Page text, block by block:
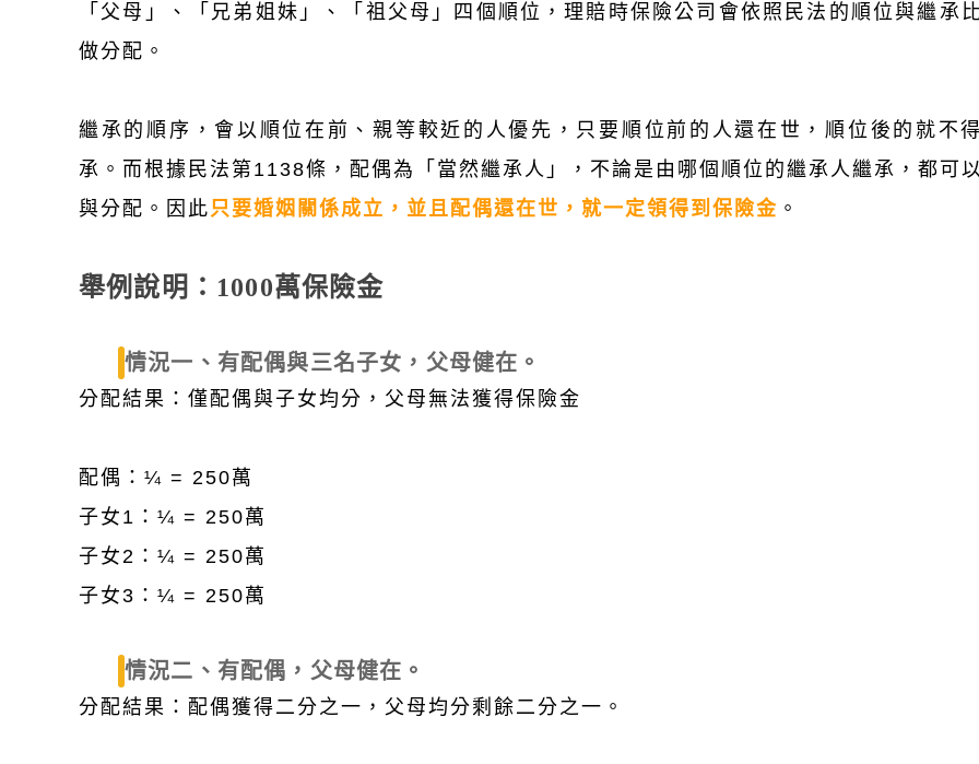
「父母」、「兄弟姐妹」、「祖父母」四個順位，理賠時保險公司會依照民法的順位與繼承
做分配。
繼承的順序，會以順位在前、親等較近的人優先，只要順位前的人還在世，順位後的就不
承。而根據民法第1138條，配偶為「當然繼承人」，不論是由哪個順位的繼承人繼承，都可
與分配。因此只要婚姻關係成立，並且配偶還在世，就一定領得到保險金 。
舉例說明：1000萬保險金
情況一、有配偶與三名子女，父母健在。
分配結果：僅配偶與子女均分，父母無法獲得保險金
配偶：¼ = 250萬
子女1：¼ = 250萬
子女2：¼ = 250萬
子女3：¼ = 250萬
情況二、有配偶，父母健在。
分配結果：配偶獲得二分之一，父母均分剩餘二分之一。